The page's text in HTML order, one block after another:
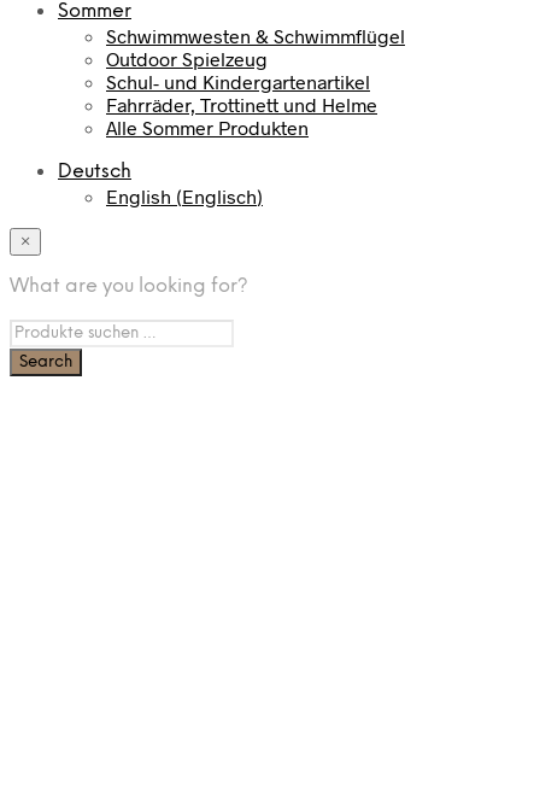
Sommer
Schwimmwesten & Schwimmflügel
Outdoor Spielzeug
Schul- und Kindergartenartikel
Fahrräder, Trottinett und Helme
Alle Sommer Produkten
Deutsch
English (Englisch)
×
What are you looking for?